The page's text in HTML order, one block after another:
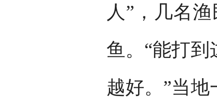
人”，几名
鱼。“能打
越好。”当